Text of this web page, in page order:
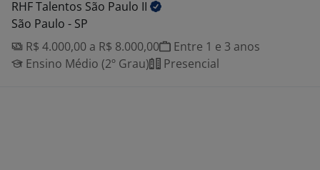
RHF Talentos São Paulo II
São Paulo - SP
R$ 4.000,00 a R$ 8.000,00
Entre 1 e 3 anos
Ensino Médio (2º Grau)
Presencial